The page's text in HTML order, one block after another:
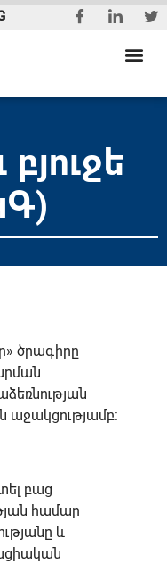
ծրագիրը
աջակցությամբ:
բաց
համար
և